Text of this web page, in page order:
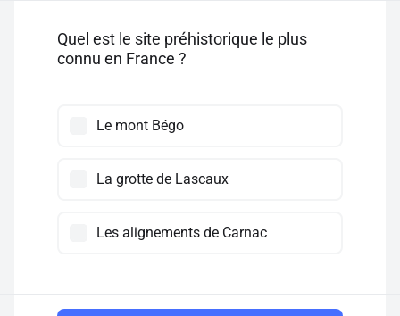
Quel est le site préhistorique le plus
connu en France ?
Le mont Bégo
La grotte de Lascaux
Les alignements de Carnac